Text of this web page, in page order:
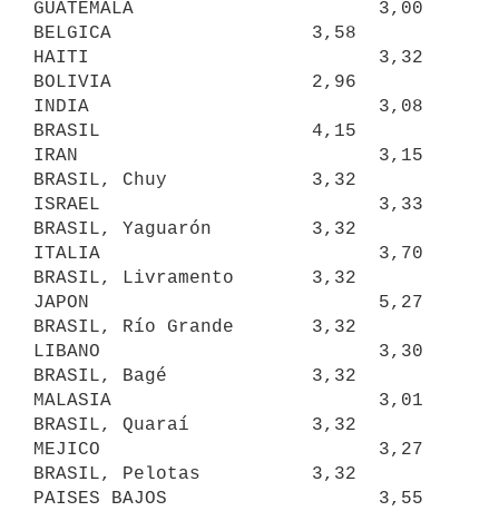
GUATEMALA                      3,00
BELGICA                  3,58
HAITI                          3,32
BOLIVIA                  2,96
INDIA                          3,08
BRASIL                   4,15
IRAN                           3,15
BRASIL, Chuy             3,32
ISRAEL                         3,33
BRASIL, Yaguarón         3,32
ITALIA                         3,70
BRASIL, Livramento       3,32
JAPON                          5,27
BRASIL, Río Grande       3,32
LIBANO                         3,30
BRASIL, Bagé             3,32
MALASIA                        3,01
BRASIL, Quaraí           3,32
MEJICO                         3,27
BRASIL, Pelotas          3,32
PAISES BAJOS                   3,55